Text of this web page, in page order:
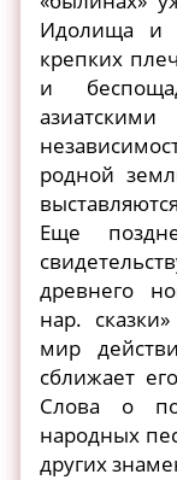
Идолища и
крепких
и
родной
Еще
древнего
нар.
мир
сближает
Слова о
народных
других